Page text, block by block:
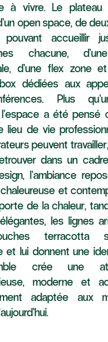
à vivre. Le plateau
open space, de
pouvant accueillir
chacune,
d’une flex zone
dédiées aux
Plus
l’espace a été pensé
lieu de vie
peuvent
dans un
l’ambiance
et
de la chaleur,
les lignes
terracotta
et lui donnent une
crée une
moderne et
adaptée aux